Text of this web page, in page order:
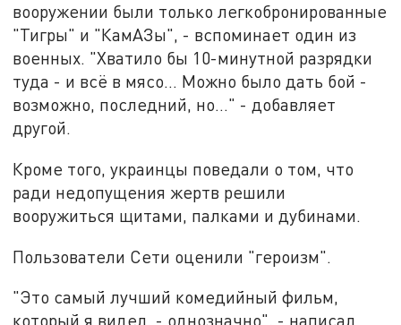
вооружении были только легкобронированные
"Тигры" и "КамАЗы", - вспоминает один из
военных. "Хватило бы 10-минутной разрядки
туда - и всё в мясо… Можно было дать бой -
возможно, последний, но…" - добавляет
другой.
Кроме того, украинцы поведали о том, что
ради недопущения жертв решили
вооружиться щитами, палками и дубинами.
Пользователи Сети оценили "героизм".
"Это самый лучший комедийный фильм,
который я видел, - однозначно", - написал